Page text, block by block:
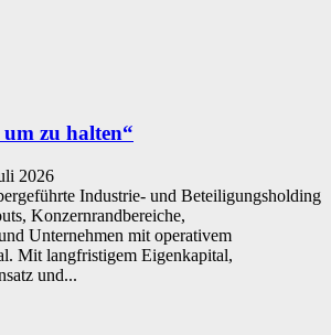
zu halten“
2026
Industrie- und Beteiligungsholding
Konzernrandbereiche,
Unternehmen mit operativem
Mit langfristigem Eigenkapital,
und...